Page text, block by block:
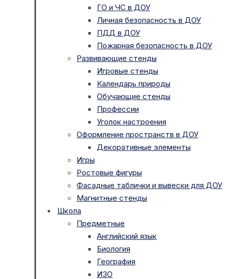
ГО и ЧС в ДОУ
Личная безопасность в ДОУ
ПДД в ДОУ
Пожарная безопасность в ДОУ
Развивающие стенды
Игровые стенды
Календарь природы
Обучающие стенды
Профессии
Уголок настроения
Оформление пространств в ДОУ
Декоративные элементы
Игры
Ростовые фигуры
Фасадные таблички и вывески для ДОУ
Магнитные стенды
Школа
Предметные
Английский язык
Биология
География
ИЗО